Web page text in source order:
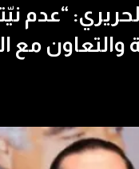
“عدم
والتعاون مع